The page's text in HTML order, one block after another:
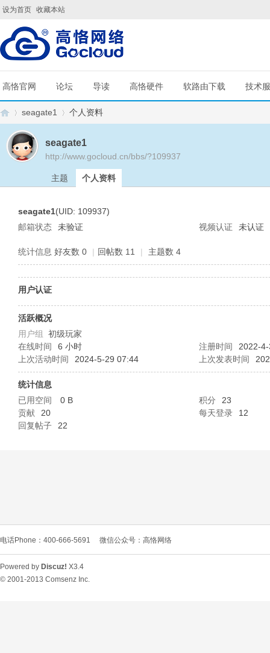
设为首页 收藏本站
高恪官网 论坛 导读 高恪硬件 软路由下载 技术
L
seagate1 个人资料
seagate1
http://www.gocloud.cn/bbs/?109937
主题 个人资料
seagate1(UID: 109937)
邮箱状态
未验证 视频认证 未认证
统计信息 好友数 0 | 回帖数 11 | 主题数 4
用户认证
活跃概况
用户组 初级玩家
在线时间
6 小时 注册时间
2022-
上次活动时间
2024-5-29 07:44 上次发表时间
统计信息
已用空间
0 B 积分
23
贡献
20 每天登录
12
回复帖子
22
电话Phone：400-666-5691 微信公众号：高恪网络
Powered by Discuz! X3.4
© 2001-2013 Comsenz Inc.